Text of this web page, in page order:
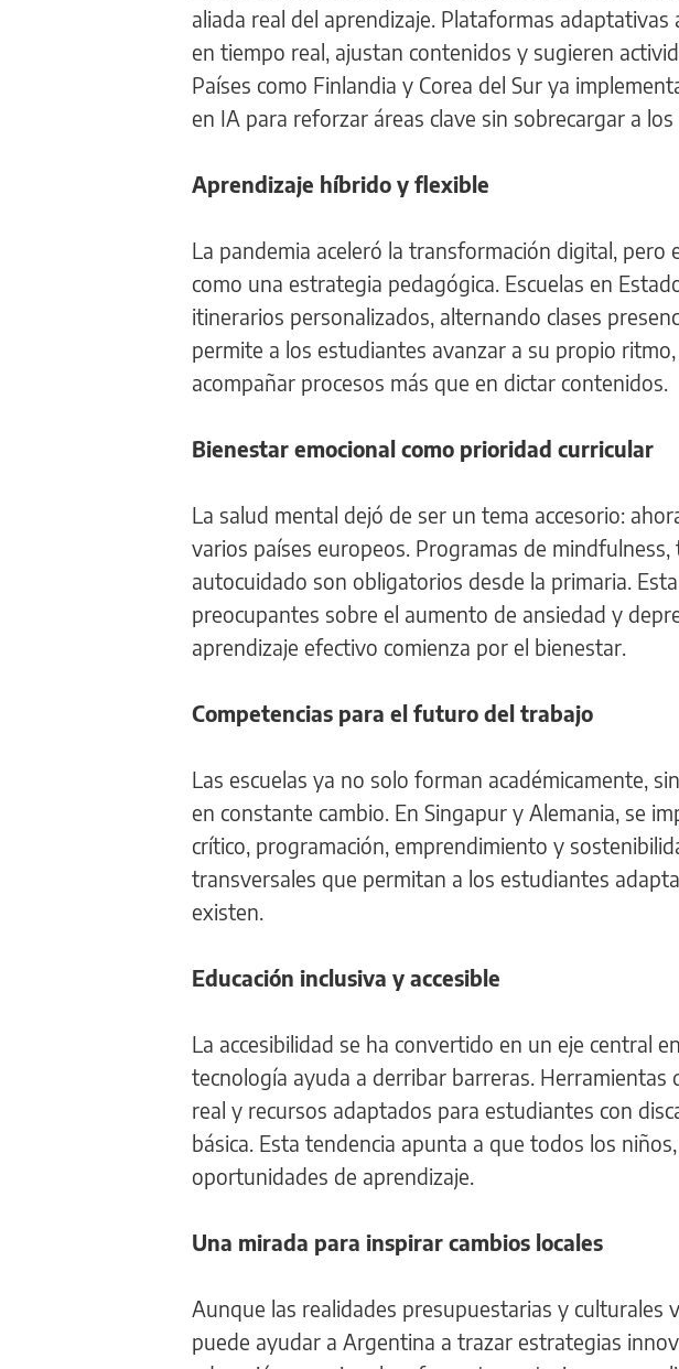
aliada real del aprendizaje. Plataformas
en tiempo real, ajustan contenidos y sugieren
Países como Finlandia y Corea del Sur ya
en IA para reforzar áreas clave sin sobrecargar a los
Aprendizaje híbrido y flexible
La pandemia aceleró la transformación digital, pero
como una estrategia pedagógica. Escuelas en
itinerarios personalizados, alternando clases
permite a los estudiantes avanzar a su propio
acompañar procesos más que en dictar contenidos.
Bienestar emocional como prioridad curricular
La salud mental dejó de ser un tema accesorio:
varios países europeos. Programas de
autocuidado son obligatorios desde la primaria.
preocupantes sobre el aumento de ansiedad y
aprendizaje efectivo comienza por el bienestar.
Competencias para el futuro del trabajo
Las escuelas ya no solo forman académicamente,
en constante cambio. En Singapur y Alemania, se
crítico, programación, emprendimiento y
transversales que permitan a los estudiantes
existen.
Educación inclusiva y accesible
La accesibilidad se ha convertido en un eje central
tecnología ayuda a derribar barreras.
real y recursos adaptados para estudiantes con
básica. Esta tendencia apunta a que todos los
oportunidades de aprendizaje.
Una mirada para inspirar cambios locales
Aunque las realidades presupuestarias y culturales
puede ayudar a Argentina a trazar estrategias